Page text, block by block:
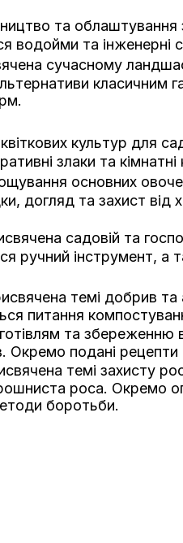
та облаштування
водойми та
сучасному
класичним
культур для
злаки та кімнатні
основних
догляд та захист
садовій та
ручний інструмент, а
темі добрив
питання
та
Окремо подані
темі захисту
роса. Окремо
боротьби.